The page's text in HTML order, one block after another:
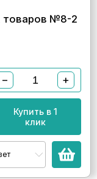
товаров №8-2
− +
Купить в 1
клик